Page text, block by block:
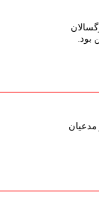
بود.
مدعیان